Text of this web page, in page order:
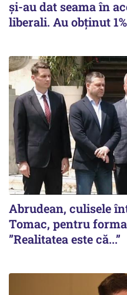
și-au dat seama în
liberali. Au obținut
Abrudean, culisele
Tomac, pentru
”Realitatea este că...”